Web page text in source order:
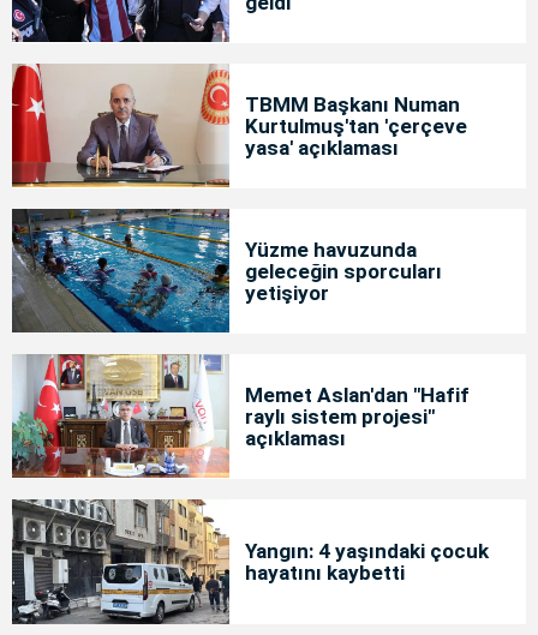
TBMM Başkanı Numan
Kurtulmuş'tan 'çerçeve
yasa' açıklaması
Yüzme havuzunda
geleceğin sporcuları
yetişiyor
Memet Aslan'dan "Hafif
raylı sistem projesi"
açıklaması
Yangın: 4 yaşındaki çocuk
hayatını kaybetti